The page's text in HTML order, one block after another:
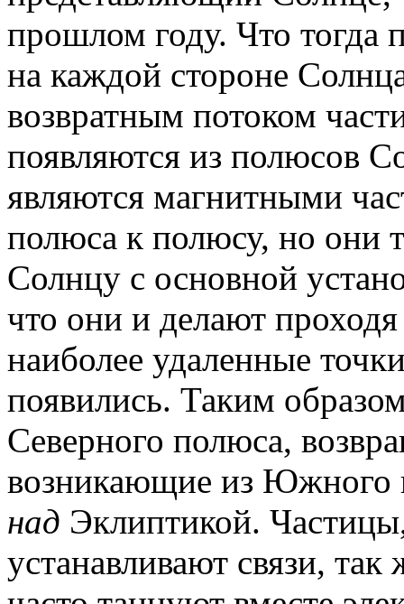
прошлом году. Что тогда
на каждой стороне
возвратным потоком
появляются из полюсов
являются магнитными
полюса к полюсу, но они
Солнцу с основной
что они и делают
наиболее удаленные
появились. Таким
Северного полюса,
возникающие из Южного
над Эклиптикой.
устанавливают связи, так